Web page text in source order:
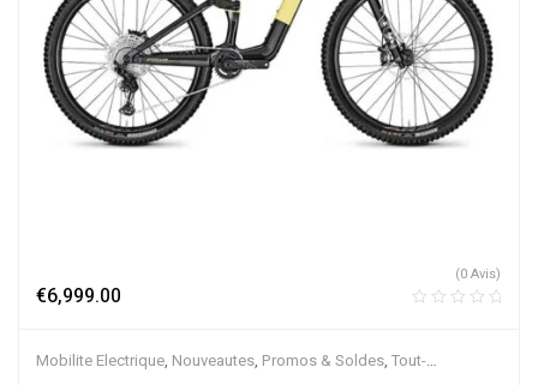
€6,999.00
(0 Avis)
Mobilite Electrique, Nouveautes, Promos & Soldes, Tout-